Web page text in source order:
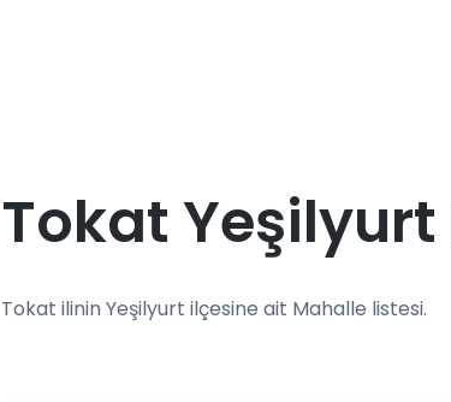
Tokat
Tokat ilinin Yeşilyurt ilçesine ait Mahalle listesi.